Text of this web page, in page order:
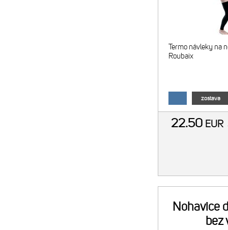
Termo návleky na
Roubaix
zostava
22.50 EUR
Nohavice
bez